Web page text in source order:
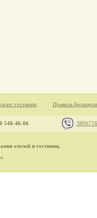
гостиниц Правила
548-46-06
отелей и гостиниц.